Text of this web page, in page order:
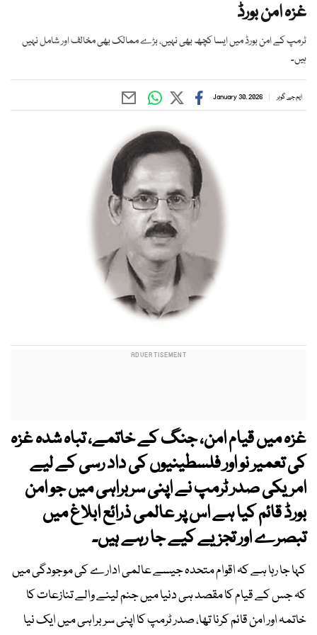
غزہ امن بورڈ
ٹرمپ کے امن بورڈ میں ایسا کچھ بھی نہیں، بڑے ممالک بھی مخالف اور شامل نہیں
ہیں۔
ایم جے گوہر January 30, 2026
غزہ میں قیام امن، جنگ کے خاتمے، تباہ شدہ غزہ
کی تعمیر نو اور فلسطینیوں کی داد رسی کے لیے
امریکی صدر ٹرمپ نے اپنی سربراہی میں جو امن
بورڈ قائم کیا ہے اس پر عالمی ذرائع ابلاغ میں
تبصرے اور تجزیے کیے جا رہے ہیں۔
کہا جا رہا ہے کہ اقوام متحدہ جیسے عالمی ادارے کی موجودگی میں
کہ جس کے قیام کا مقصد ہی دنیا میں جنم لینے والے تنازعات کا
خاتمہ اور امن قائم کرنا تھا، صدر ٹرمپ کا اپنی سربراہی میں ایک نیا